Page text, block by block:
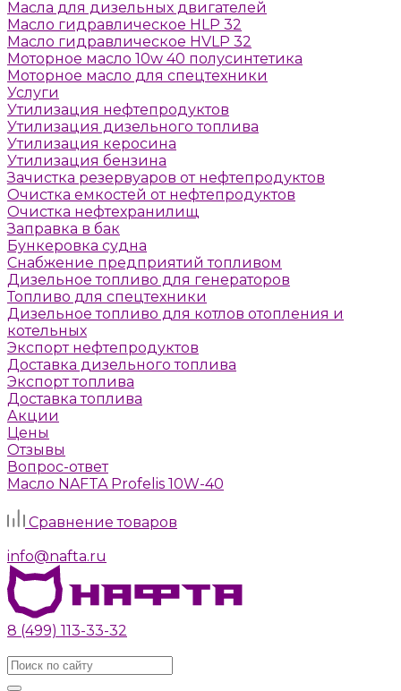
Масла для дизельных двигателей
Масло гидравлическое HLP 32
Масло гидравлическое HVLP 32
Моторное масло 10w 40 полусинтетика
Моторное масло для спецтехники
Услуги
Утилизация нефтепродуктов
Утилизация дизельного топлива
Утилизация керосина
Утилизация бензина
Зачистка резервуаров от нефтепродуктов
Очистка емкостей от нефтепродуктов
Очистка нефтехранилищ
Заправка в бак
Бункеровка судна
Снабжение предприятий топливом
Дизельное топливо для генераторов
Топливо для спецтехники
Дизельное топливо для котлов отопления и
котельных
Экспорт нефтепродуктов
Доставка дизельного топлива
Экспорт топлива
Доставка топлива
Акции
Цены
Отзывы
Вопрос-ответ
Масло NAFTA Profelis 10W-40
Сравнение товаров
info@nafta.ru
8 (499) 113-33-32